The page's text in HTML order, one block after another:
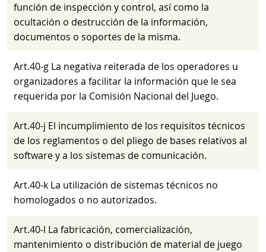
función de inspección y control, así como la
ocultación o destrucción de la información,
documentos o soportes de la misma.
Art.40-g La negativa reiterada de los operadores u
organizadores a facilitar la información que le sea
requerida por la Comisión Nacional del Juego.
Art.40-j El incumplimiento de los requisitos técnicos
de los reglamentos o del pliego de bases relativos al
software y a los sistemas de comunicación.
Art.40-k La utilización de sistemas técnicos no
homologados o no autorizados.
Art.40-l La fabricación, comercialización,
mantenimiento o distribución de material de juego